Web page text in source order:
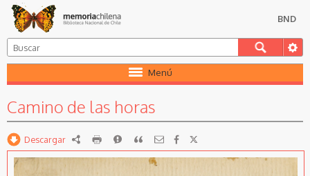
BND
Menú
Camino de las horas
Descargar RDF imprimirReportarCitar